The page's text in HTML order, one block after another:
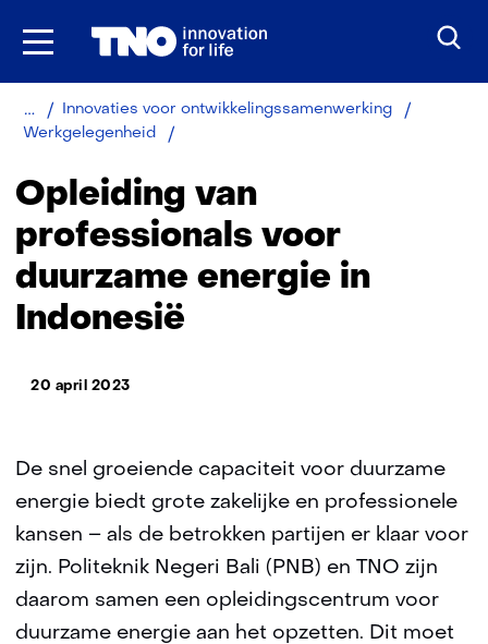
Ga
Home
Over
TNO
Innovaties voor ontwikkelingssamenwerking
Werkgelegenheid
voor
duurzame
energie
in
Indonesië
Opleiding van
professionals voor
duurzame energie in
Indonesië
20 april 2023
De snel groeiende capaciteit voor duurzame
energie biedt grote zakelijke en professionele
kansen – als de betrokken partijen er klaar voor
zijn. Politeknik Negeri Bali (PNB) en TNO zijn
daarom samen een opleidingscentrum voor
duurzame energie aan het opzetten. Dit moet